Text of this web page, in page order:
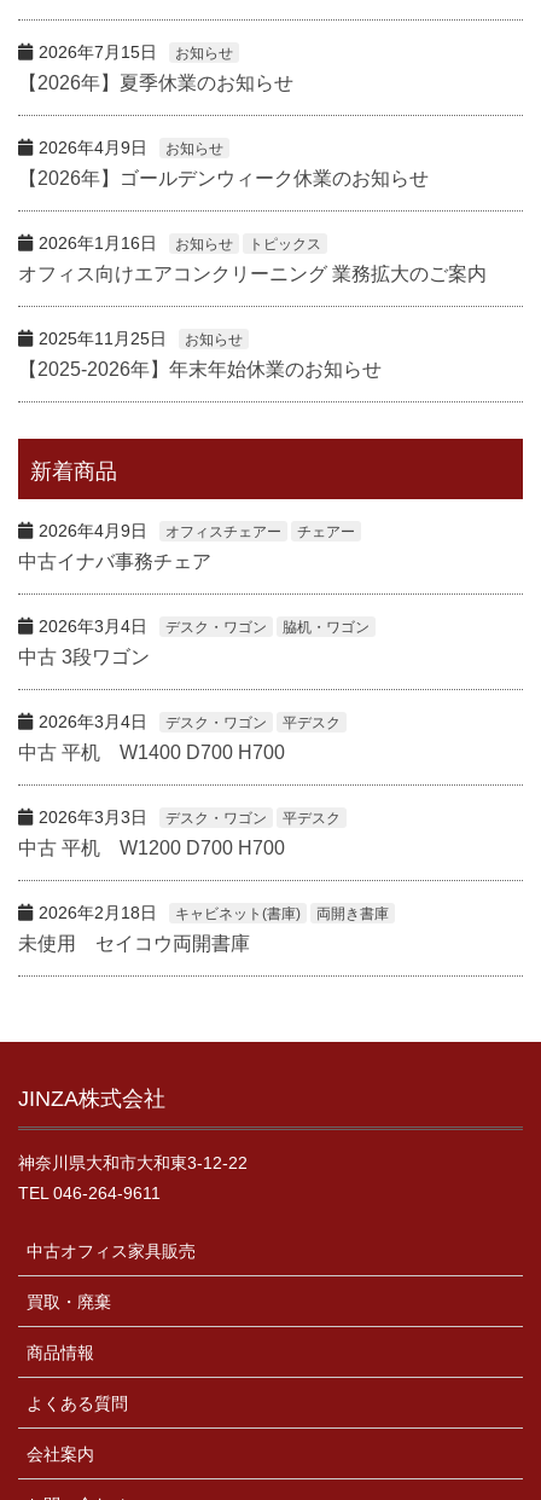
2026年7月15日 お知らせ
【2026年】夏季休業のお知らせ
2026年4月9日 お知らせ
【2026年】ゴールデンウィーク休業のお知らせ
2026年1月16日 お知らせ トピックス
オフィス向けエアコンクリーニング 業務拡大のご案内
2025年11月25日 お知らせ
【2025-2026年】年末年始休業のお知らせ
新着商品
2026年4月9日 オフィスチェアー チェアー
中古イナバ事務チェア
2026年3月4日 デスク・ワゴン 脇机・ワゴン
中古 3段ワゴン
2026年3月4日 デスク・ワゴン 平デスク
中古 平机 W1400 D700 H700
2026年3月3日 デスク・ワゴン 平デスク
中古 平机 W1200 D700 H700
2026年2月18日 キャビネット(書庫) 両開き書庫
未使用 セイコウ両開書庫
JINZA株式会社
神奈川県大和市大和東3-12-22
TEL 046-264-9611
中古オフィス家具販売
買取・廃棄
商品情報
よくある質問
会社案内